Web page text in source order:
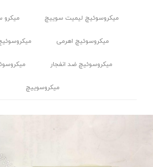
ميكروسوئيچ ليميت سوييچ میکرو
میکروسوئیچ اهرمی
میکروسوئیچ ضد انفجار
میکروسوییچ